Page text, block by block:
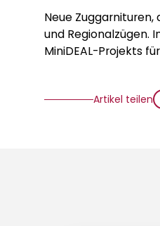
Neue
und Regionalzügen.
MiniDEAL-Projekts
Artikel teilen